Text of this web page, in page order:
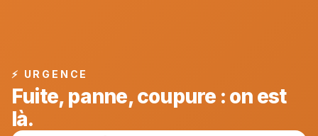
⚡ URGENCE
Fuite, panne, coupure : on est
là.